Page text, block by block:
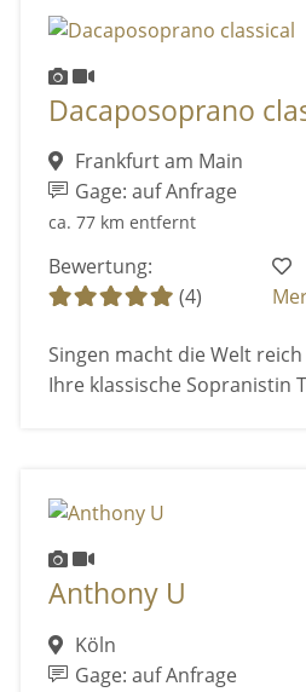
Dacaposoprano
Frankfurt am Main
Gage: auf Anfrage
ca. 77 km entfernt
Bewertung:
(4)
Singen macht die Welt
Ihre klassische Sopranistin
Anthony U
Köln
Gage: auf Anfrage